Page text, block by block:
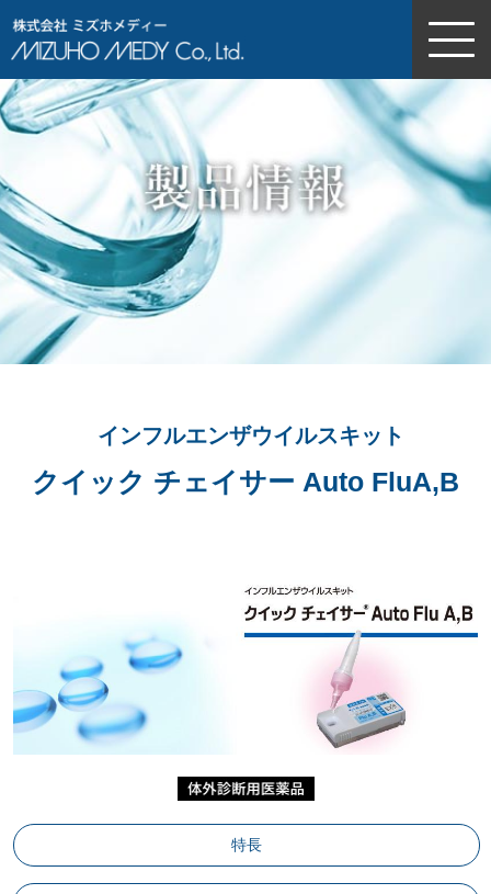
インフルエンザウイルスキット
クイック チェイサー Auto FluA,B
特長